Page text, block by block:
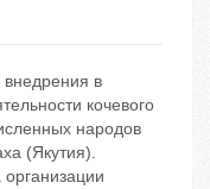
внедрения в
кочевого
народов
(Якутия).